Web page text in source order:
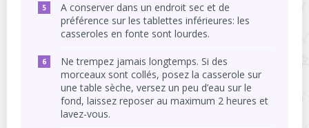
A conserver dans un endroit sec et de
préférence sur les tablettes inférieures: les
casseroles en fonte sont lourdes.
Ne trempez jamais longtemps. Si des
morceaux sont collés, posez la casserole sur
une table sèche, versez un peu d’eau sur le
fond, laissez reposer au maximum 2 heures et
lavez-vous.